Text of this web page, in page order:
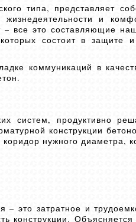
типа, представляет
жизнедеятельности и
– все это составляющие
состоит в защите
коммуникаций в
систем, продуктивно
конструкции
нужного диаметра,
– это затратное и
конструкции. Объясняется